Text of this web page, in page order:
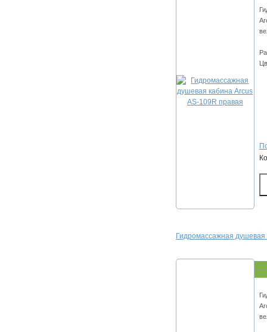
Гидромассажная душевая